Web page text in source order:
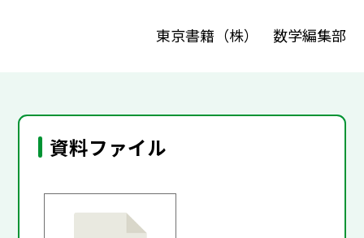
東京書籍（株） 数学編集部
資料ファイル